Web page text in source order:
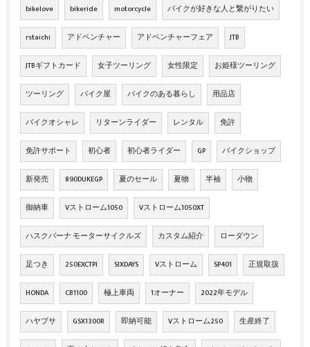
bikelove bikeride motorcycle バイクが好きな人と繋がりたい
rstaichi アドベンチャー アドベンチャーフェア JTB
JTBギフトカード 女子ツーリング 女性限定 お姫様ツーリング
ツーリング バイク屋 バイクのある暮らし 用品店
バイクオシャレ リターンライダー レンタル 免許
免許サポート 初心者 初心者ライダー GP バイクショップ
新発売 890DUKEGP 夏のセール 夏物 半袖 小物
御納車 Vストローム1050 Vストローム1050XT
ハスクバーナ モーターサイクルズ カスタム紹介 ローダウン
足つき 250EXCTPI SIXDAYS Vストローム SP401 正規取扱
HONDA CB1100 極上車両 1オーナー 2022年モデル
ハヤブサ GSX1300R 即納可能 Vストローム250 生産終了